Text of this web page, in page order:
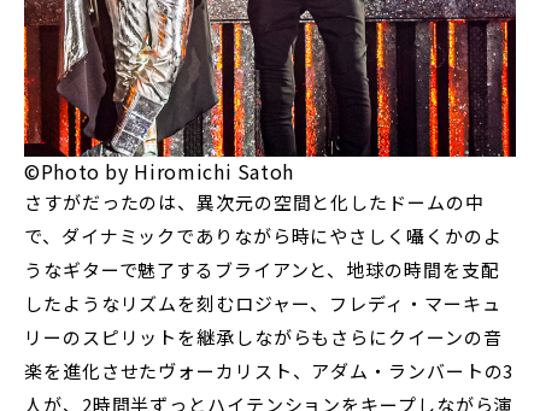
©Photo by Hiromichi Satoh
さすがだったのは、異次元の空間と化したドームの中
で、ダイナミックでありながら時にやさしく囁くかのよ
うなギターで魅了するブライアンと、地球の時間を支配
したようなリズムを刻むロジャー、フレディ・マーキュ
リーのスピリットを継承しながらもさらにクイーンの音
楽を進化させたヴォーカリスト、アダム・ランバートの3
人が、2時間半ずっとハイテンションをキープしながら演